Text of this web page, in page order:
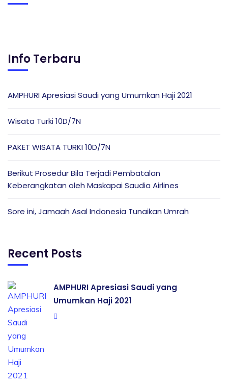
Info Terbaru
AMPHURI Apresiasi Saudi yang Umumkan Haji 2021
Wisata Turki 10D/7N
PAKET WISATA TURKI 10D/7N
Berikut Prosedur Bila Terjadi Pembatalan
Keberangkatan oleh Maskapai Saudia Airlines
Sore ini, Jamaah Asal Indonesia Tunaikan Umrah
Recent Posts
AMPHURI Apresiasi Saudi yang
Umumkan Haji 2021